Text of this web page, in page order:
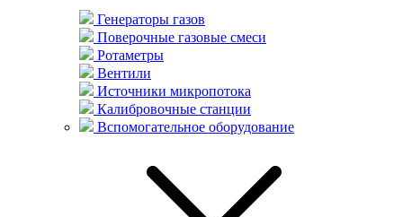
Генераторы газов
Поверочные газовые смеси
Ротаметры
Вентили
Источники микропотока
Калибровочные станции
Вспомогательное оборудование